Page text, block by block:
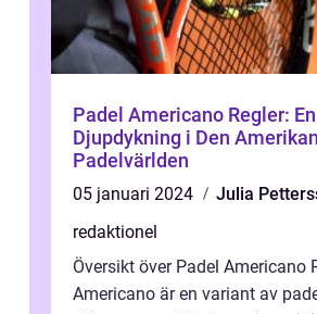
Padel Americano Regler: En
Djupdykning i Den
Padelvärlden
05 januari 2024
Julia
redaktionel
Översikt över Padel Americano
Americano är en variant av